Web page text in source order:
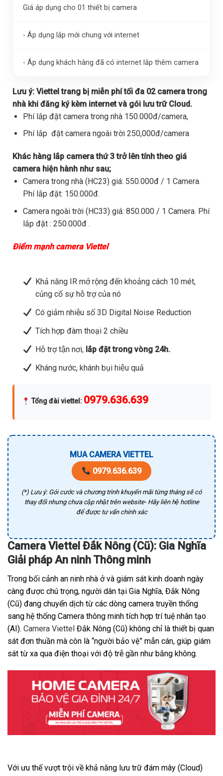
Giá áp dụng cho 01 thiết bị camera
- Áp dụng lắp mới chung với internet
- Áp dụng khách hàng đã có internet lắp thêm camera
Lưu ý: Viettel trang bị miễn phí tối đa 02 camera trong
nhà khi đăng ký kèm internet và gói lưu trữ Cloud.
Phí lắp đặt camera trong nhà 150.000đ/camera,
Phí lắp đặt camera ngoài trời 250,000đ/camera
Khác hàng lắp camera thứ 3 trở lên tính theo giá
camera hiện hành như sau;
Camera trong nhà (HC23) giá: 550.000đ / 1 Camera.
Phí lắp đặt: 150.000đ.
Camera ngoài trời (HC33) giá: 850.000 / 1 Camera. Phí
lắp đặt : 250.000đ .
Điểm mạnh camera Viettel
Khả năng IR mở rộng đến khoảng cách 10 mét,
củng cố sự hỗ trợ của nó
Có giảm nhiễu số 3D Digital Noise Reduction
Tích hợp đàm thoại 2 chiều
Hỗ trợ tận nơi,lắp đặt trong vòng 24h.
Kháng nước, khánh bụi hiệu quả
Tổng đài viettel : 0979.636.639
MUA CAMERA VIETTEL
0979.636.639
(*) Lưu ý: Gói cước và chương trình khuyến mãi từng tháng sẽ có
thay đổi nhưng chưa cập nhật trên website- Hãy liên hệ hotline
để được tư vấn chính xác
Camera Viettel Đắk Nông (Cũ): Gia Nghĩa
Giải pháp An ninh Thông minh
Trong bối cảnh an ninh nhà ở và giám sát kinh doanh ngày
càng được chú trọng, người dân tại Gia Nghĩa, Đắk Nông
(Cũ) đang chuyển dịch từ các dòng camera truyền thống
sang hệ thống Camera thông minh tích hợp trí tuệ nhân tạo
(AI). Camera Viettel Đắk Nông (Cũ) không chỉ là thiết bị quan
sát đơn thuần mà còn là “người bảo vệ” mẫn cán, giúp giám
sát từ xa qua điện thoại với độ trễ gần như bằng không.
Với ưu thế vượt trội về khả năng lưu trữ đám mây (Cloud)